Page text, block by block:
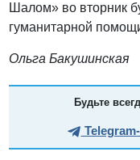
Шалом» во вторник
гуманитарной
Ольга Бакушинская
Будьте